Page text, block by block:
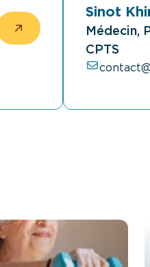
Sinot
Médecin,
CPTS